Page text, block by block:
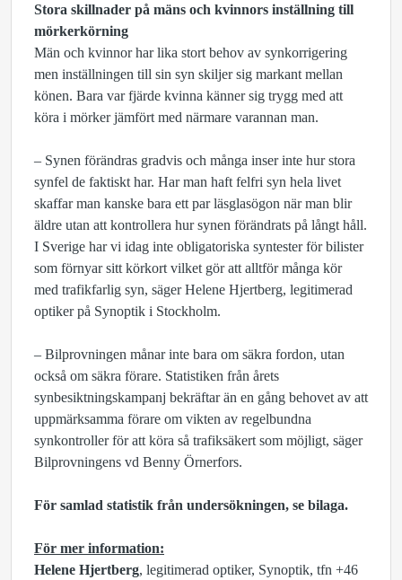
Stora skillnader på mäns och kvinnors inställning till
mörkerkörning
Män och kvinnor har lika stort behov av synkorrigering
men inställningen till sin syn skiljer sig markant mellan
könen. Bara var fjärde kvinna känner sig trygg med att
köra i mörker jämfört med närmare varannan man.
– Synen förändras gradvis och många inser inte hur stora
synfel de faktiskt har. Har man haft felfri syn hela livet
skaffar man kanske bara ett par läsglasögon när man blir
äldre utan att kontrollera hur synen förändrats på långt håll.
I Sverige har vi idag inte obligatoriska syntester för bilister
som förnyar sitt körkort vilket gör att alltför många kör
med trafikfarlig syn, säger Helene Hjertberg, legitimerad
optiker på Synoptik i Stockholm.
– Bilprovningen månar inte bara om säkra fordon, utan
också om säkra förare. Statistiken från årets
synbesiktningskampanj bekräftar än en gång behovet av att
uppmärksamma förare om vikten av regelbundna
synkontroller för att köra så trafiksäkert som möjligt, säger
Bilprovningens vd Benny Örnerfors.
För samlad statistik från undersökningen, se bilaga.
För mer information:
Helene Hjertberg, legitimerad optiker, Synoptik, tfn +46